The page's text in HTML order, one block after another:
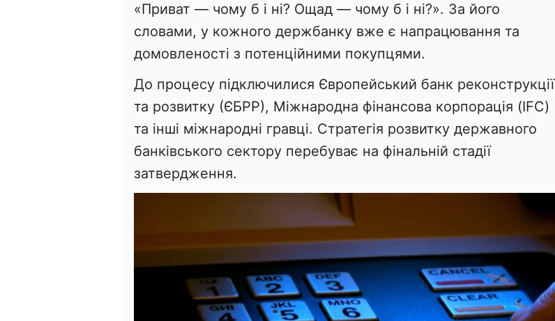
«Приват — чому б і ні? Ощад — чому б і ні?». За його
словами, у кожного держбанку вже є напрацювання та
домовленості з потенційними покупцями.
До процесу підключилися Європейський банк реконструкції
та розвитку (ЄБРР), Міжнародна фінансова корпорація (IFC)
та інші міжнародні гравці. Стратегія розвитку державного
банківського сектору перебуває на фінальній стадії
затвердження.